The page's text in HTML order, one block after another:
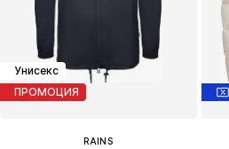
Унисекс
ПРОМОЦИЯ
RAINS